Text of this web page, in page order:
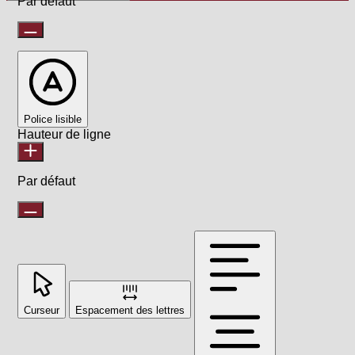
Police lisible
Hauteur de ligne
Par défaut
Curseur Espacement des lettres